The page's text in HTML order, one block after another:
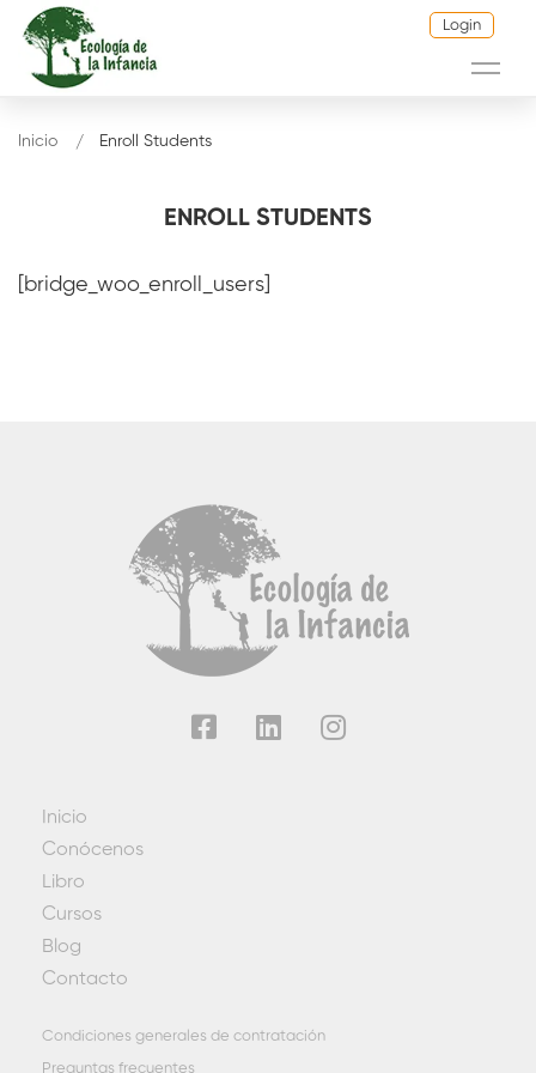
Login
ENROLL STUDENTS
Inicio Enroll Students
[bridge_woo_enroll_users]
Inicio
Conócenos
Libro
Cursos
Blog
Contacto
Condiciones generales de contratación
Preguntas frecuentes